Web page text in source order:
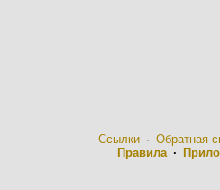
Ссылки· Обратная
Правила·